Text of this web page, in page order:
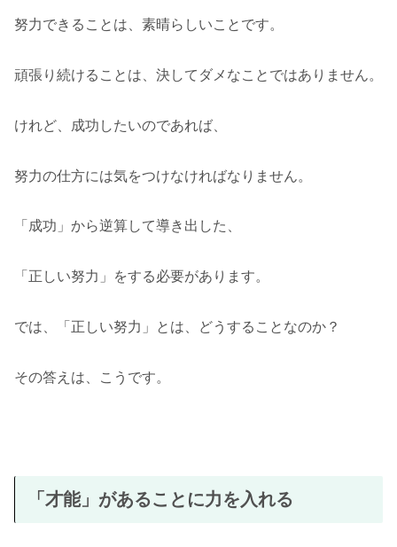
努力できることは、素晴らしいことです。
頑張り続けることは、決してダメなことではありません。
けれど、成功したいのであれば、
努力の仕方には気をつけなければなりません。
「成功」から逆算して導き出した、
「正しい努力」をする必要があります。
では、「正しい努力」とは、どうすることなのか？
その答えは、こうです。
「才能」があることに力を入れる